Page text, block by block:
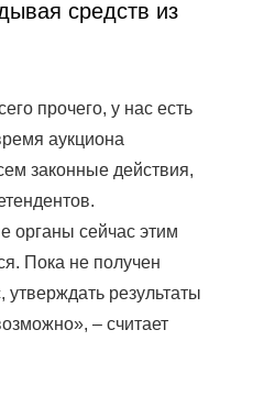
средств из
прочего, у нас есть
аукциона
законные действия,
органы сейчас этим
Пока не получен
утверждать результаты
– считает